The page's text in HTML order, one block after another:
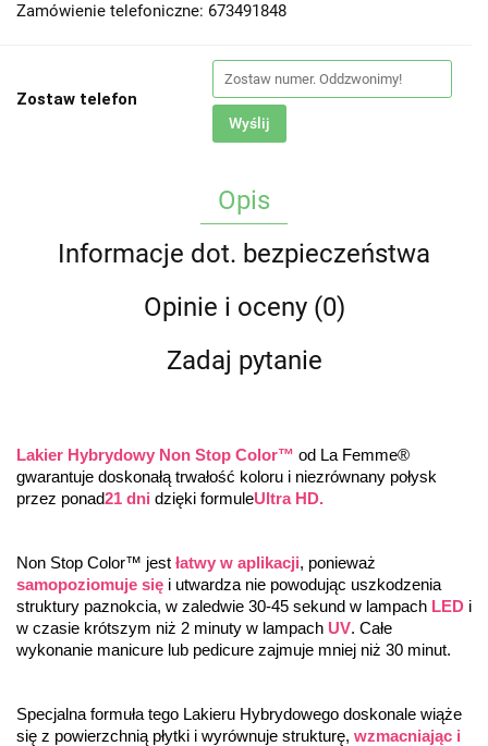
Zamówienie telefoniczne: 673491848
Zostaw telefon
Wyślij
Opis
Informacje dot. bezpieczeństwa
Opinie i oceny (0)
Zadaj pytanie
Lakier Hybrydowy Non Stop Color™ od La Femme®
gwarantuje doskonałą trwałość koloru i niezrównany połysk
przez ponad21 dni dzięki formuleUltra HD.
Non Stop Color™ jest łatwy w aplikacji
samopoziomuje się i utwardza nie powodując uszkodzenia
struktury paznokcia, w zaledwie 30-45 sekund w lampach LED i
w czasie krótszym niż 2 minuty w lampach UV. Całe
wykonanie manicure lub pedicure zajmuje mniej niż 30 minut.
Specjalna formuła tego Lakieru Hybrydowego doskonale wiąże
się z powierzchnią płytki i wyrównuje strukturę, wzmacniając i